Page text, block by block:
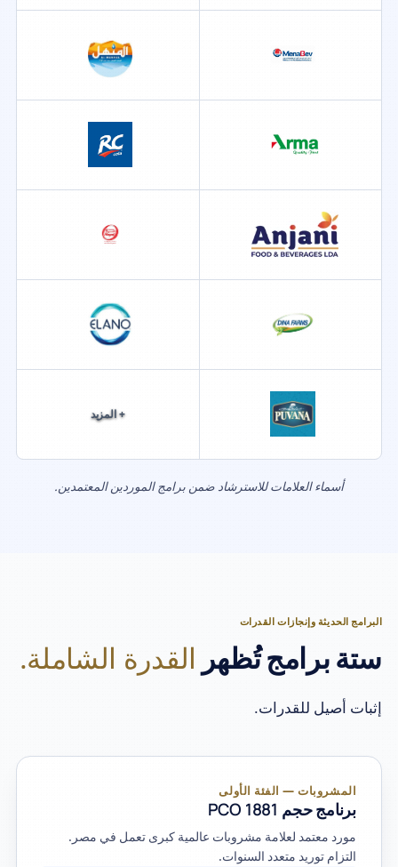
+ المزيد
أسماء العلامات للاسترشاد ضمن برامج الموردين المعتمدين.
البرامج الحديثة وإنجازات القدرات
ستة برامج تُظهر القدرة الشاملة.
إثبات أصيل للقدرات.
المشروبات — الفئة الأولى
برنامج حجم PCO 1881
مورد معتمد لعلامة مشروبات عالمية كبرى تعمل في مصر.
التزام توريد متعدد السنوات.